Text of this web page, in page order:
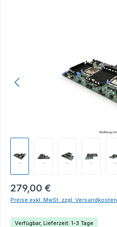
279,00 €
Preise exkl. MwSt. zzgl. Versandkosten
Verfügbar, Lieferzeit: 1-3 Tage